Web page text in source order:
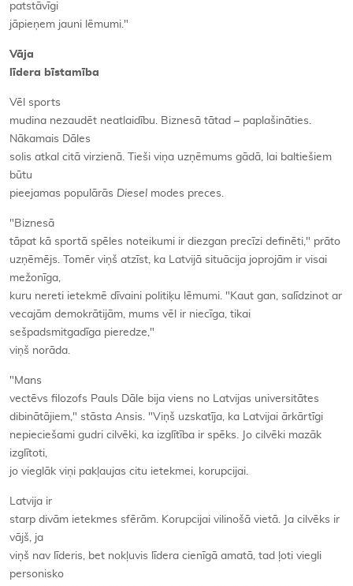
patstāvīgi
jāpieņem jauni lēmumi."
Vāja
līdera bīstamība
Vēl sports
mudina nezaudēt neatlaidību. Biznesā tātad – paplašināties.
Nākamais Dāles
solis atkal citā virzienā. Tieši viņa uzņēmums gādā, lai baltiešiem
būtu
pieejamas populārās Diesel modes preces.
"Biznesā
tāpat kā sportā spēles noteikumi ir diezgan precīzi definēti," prāto
uzņēmējs. Tomēr viņš atzīst, ka Latvijā situācija joprojām ir visai
mežonīga,
kuru nereti ietekmē dīvaini politiķu lēmumi. "Kaut gan, salīdzinot ar
vecajām demokrātijām, mums vēl ir niecīga, tikai
sešpadsmitgadīga pieredze,"
viņš norāda.
"Mans
vectēvs filozofs Pauls Dāle bija viens no Latvijas universitātes
dibinātājiem," stāsta Ansis. "Viņš uzskatīja, ka Latvijai ārkārtīgi
nepieciešami gudri cilvēki, ka izglītība ir spēks. Jo cilvēki mazāk
izglītoti,
jo vieglāk viņi pakļaujas citu ietekmei, korupcijai.
Latvija ir
starp divām ietekmes sfērām. Korupcijai vilinošā vietā. Ja cilvēks ir
vājš, ja
viņš nav līderis, bet nokļuvis līdera cienīgā amatā, tad ļoti viegli
personisko